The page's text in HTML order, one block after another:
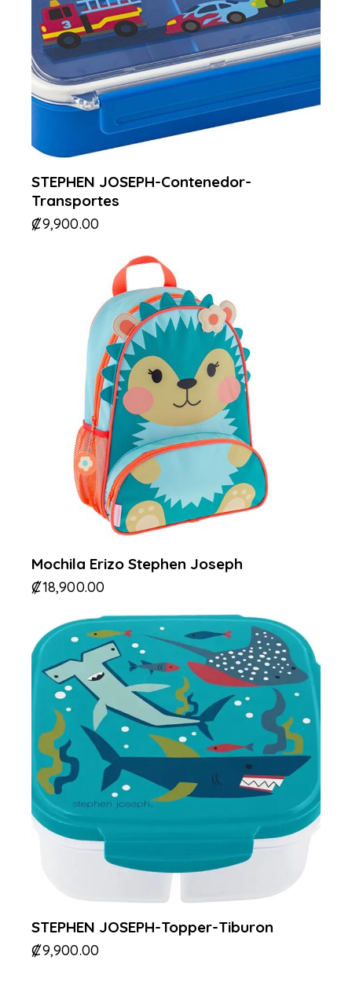
STEPHEN JOSEPH-Contenedor-
Transportes
₡9,900.00
Mochila Erizo Stephen Joseph
₡18,900.00
STEPHEN JOSEPH-Topper-Tiburon
₡9,900.00